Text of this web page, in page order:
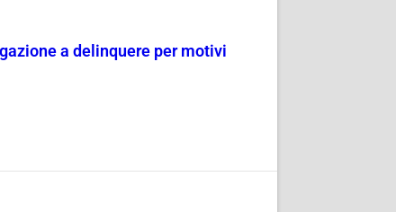
a delinquere per motivi